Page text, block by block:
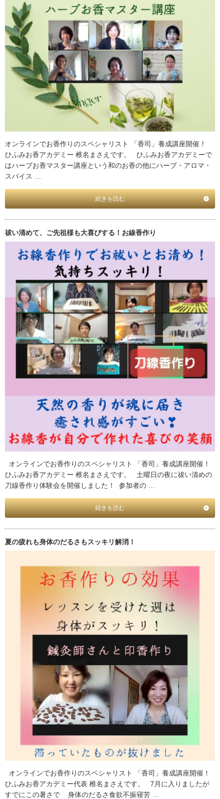
オンラインでお香作りのスペシャリスト 「香司」養成講座開催！
ひふみお香アカデミー 椎名まさえです。 ひふみお香アカデミーで
はハーブお香マスター講座という和のお香の他にハーブ・アロマ・
スパイス …
続きを読む
祓い清めて、ご先祖様も大喜びする！お線香作り
オンラインでお香作りのスペシャリスト 「香司」養成講座開催！
ひふみお香アカデミー 椎名まさえです。 土曜日の夜に祓い清めの
刀線香作り体験会を開催しました！ 参加者の …
続きを読む
夏の疲れも身体のだるさもスッキリ解消！
オンラインでお香作りのスペシャリスト 「香司」養成講座開催！
ひふみお香アカデミー代表 椎名まさえです。 7月に入りましたが
すでにこの暑さで 身体のだるさ食欲不振寝苦 …